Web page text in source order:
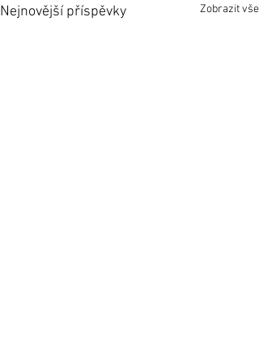
Nejnovější příspěvky Zobrazit vše